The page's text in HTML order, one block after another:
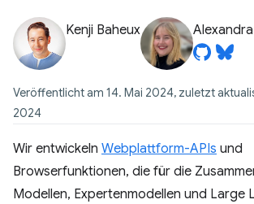
Kenji Baheux
Veröffentlicht am 14. Mai 2024, zuletzt
2024
Wir entwickeln Webplattform-APIs und
Browserfunktionen, die für die
Modellen, Expertenmodellen und Large